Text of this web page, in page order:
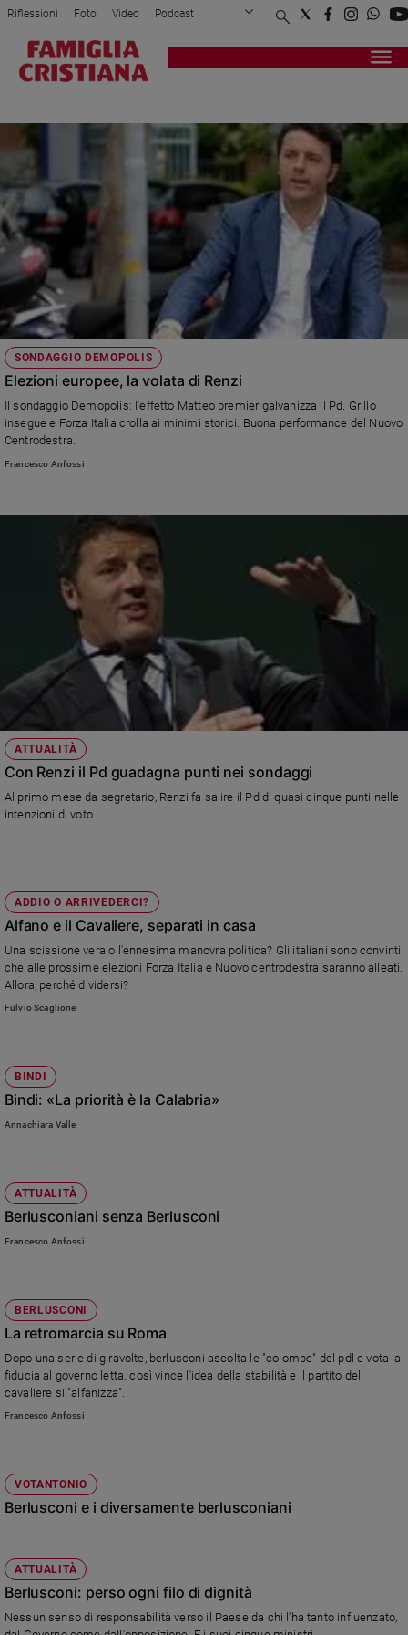
Attualità
Economia
Legalità
e
giustizia
Sport
Interviste
Papa
Papa
Chiesa
Chiesa
giorno
Santo
Società
valori
Volontariato
Diritti
di
Diversità
e
inclusione
Cultura
e
spettacoli
Tv
e
Libri
Musica
Arte
ed
educazione
figli
Nonni
Scuola
Riflessioni Foto Video Podcast
Privacy Policy Chi siamo
Registrati Redazione
SONDAGGIO DEMOPOLIS
Elezioni europee, la volata di Renzi
Il sondaggio Demopolis: l'effetto Matteo premier galvanizza il Pd. Grillo
insegue e Forza Italia crolla ai minimi storici. Buona performance del Nuovo
Centrodestra.
Francesco Anfossi
ATTUALITÀ
Con Renzi il Pd guadagna punti nei sondaggi
Al primo mese da segretario, Renzi fa salire il Pd di quasi cinque punti nelle
intenzioni di voto.
ADDIO O ARRIVEDERCI?
Alfano e il Cavaliere, separati in casa
Una scissione vera o l'ennesima manovra politica? Gli italiani sono convinti
che alle prossime elezioni Forza Italia e Nuovo centrodestra saranno alleati.
Allora, perché dividersi?
Fulvio Scaglione
BINDI
Bindi: «La priorità è la Calabria»
Annachiara Valle
ATTUALITÀ
Berlusconiani senza Berlusconi
Francesco Anfossi
BERLUSCONI
La retromarcia su Roma
Dopo una serie di giravolte, berlusconi ascolta le "colombe" del pdl e vota la
fiducia al governo letta. così vince l'idea della stabilità e il partito del
cavaliere si "alfanizza".
Francesco Anfossi
VOTANTONIO
Berlusconi e i diversamente berlusconiani
ATTUALITÀ
Berlusconi: perso ogni filo di dignità
Nessun senso di responsabilità verso il Paese da chi l'ha tanto influenzato,